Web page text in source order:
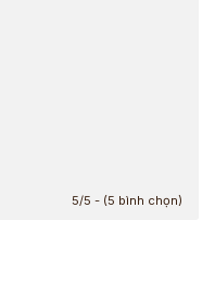
5/5 - (5 bình chọn)